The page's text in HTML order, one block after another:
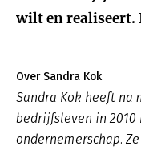
wilt en realiseert.
Over Sandra Kok
Sandra Kok heeft na
bedrijfsleven in
ondernemerschap.